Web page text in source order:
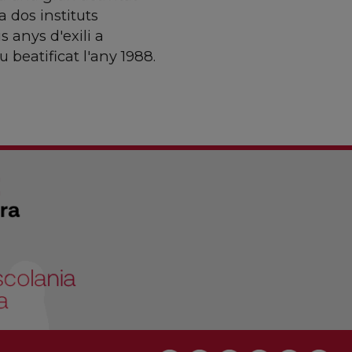
dos instituts
anys d'exili a
beatificat l'any 1988.